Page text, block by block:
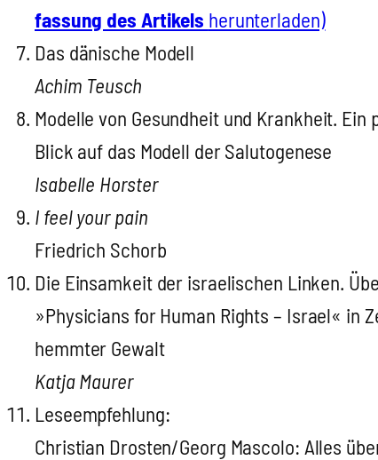
fas­sung des Arti­kels her­un­ter­la­den)
Das däni­sche Modell
Achim Teusch
Model­le von Gesund­heit und Krank­heit.
Blick auf das Modell der Salu­to­ge­ne­se
Isa­bel­le Hors­ter
I feel your pain
Fried­rich Schorb
Die Ein­sam­keit der israe­li­schen Lin­ken.
»Phy­si­ci­ans for Human Rights – Isra­el« in
hemm­ter Gewalt
Kat­ja Mau­rer
Lese­emp­feh­lung:
Chris­ti­an Drosten/Georg Mas­co­lo: Alles